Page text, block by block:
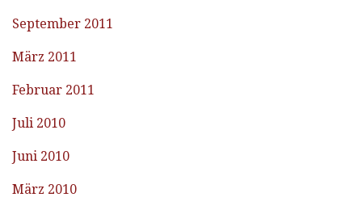
September 2011
März 2011
Februar 2011
Juli 2010
Juni 2010
März 2010